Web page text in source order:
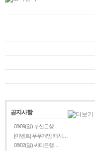
공지사항
08/09(일) 부산은행…
[이벤트] 푸푸게임 캐시…
08/02(일) 씨티은행…